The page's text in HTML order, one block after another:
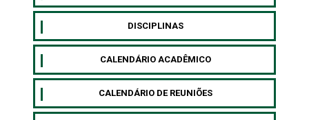
DISCIPLINAS
CALENDÁRIO ACADÊMICO
CALENDÁRIO DE REUNIÕES